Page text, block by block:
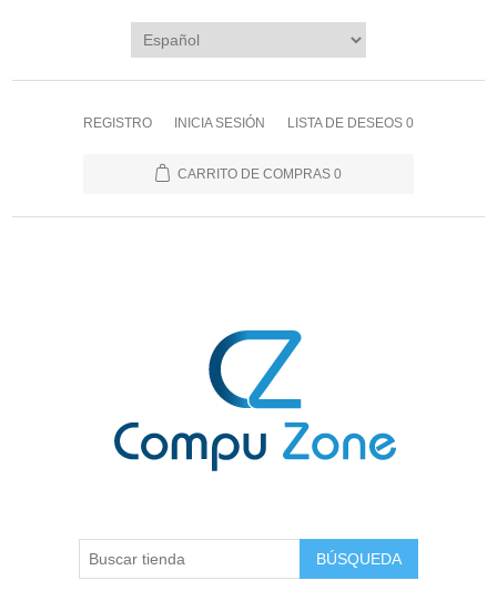
REGISTRO INICIA SESIÓN LISTA DE DESEOS 0
CARRITO DE COMPRAS 0
BÚSQUEDA